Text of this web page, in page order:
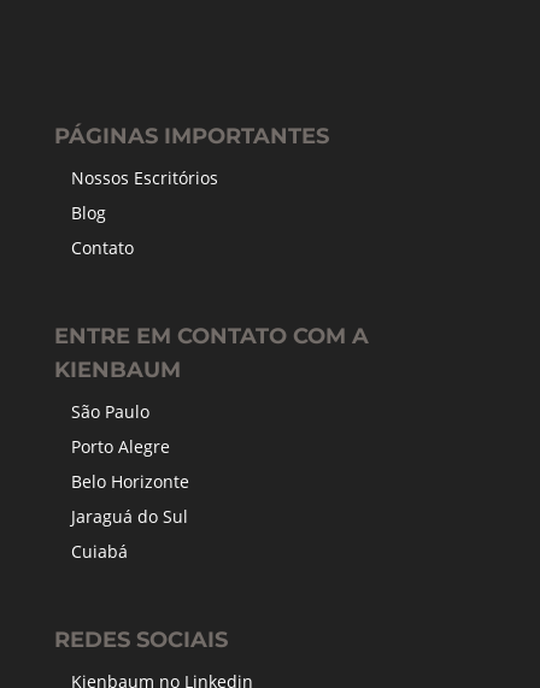
PÁGINAS IMPORTANTES
Nossos Escritórios
Blog
Contato
ENTRE EM CONTATO COM A
KIENBAUM
São Paulo
Porto Alegre
Belo Horizonte
Jaraguá do Sul
Cuiabá
REDES SOCIAIS
Kienbaum no Linkedin